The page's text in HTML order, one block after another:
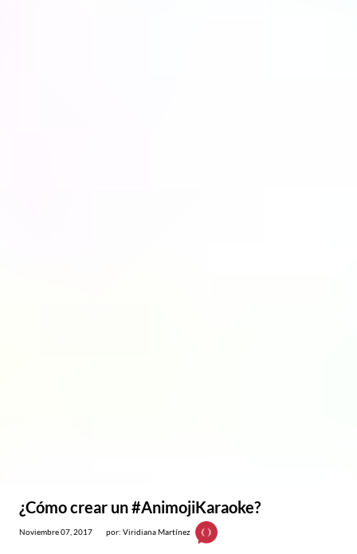
¿Cómo crear un #AnimojiKaraoke?
Noviembre 07, 2017 por: Viridiana Martínez